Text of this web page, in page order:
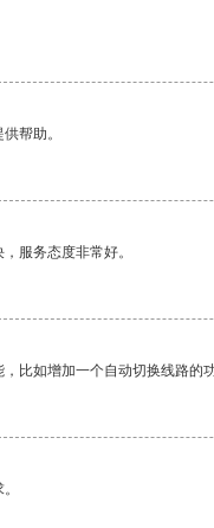
帮助。
服务态度非常好。
比如增加一个自动切换线路的功